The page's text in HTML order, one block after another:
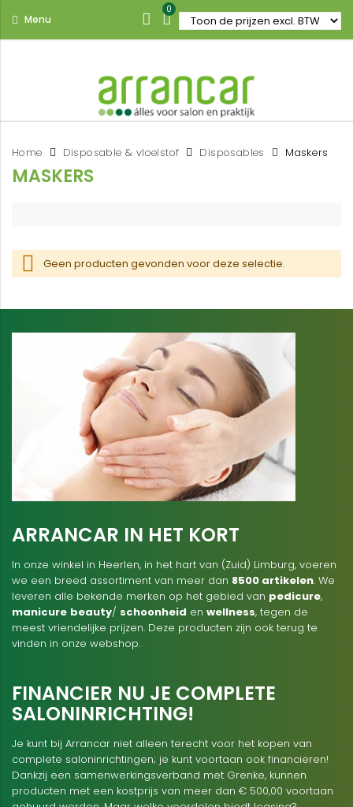
Menu
0
Home Disposable & vloeistof Disposables Maskers
MASKERS
Geen producten gevonden voor deze selectie.
ARRANCAR IN HET KORT
In onze winkel in Heerlen, in het hart van (Zuid) Limburg, voeren
we een breed assortiment van meer dan 8500 artikelen. We
leveren alle bekende merken op het gebied van pedicure,
manicure beauty/ schoonheid en wellness, tegen de
meest vriendelijke prijzen. Deze producten zijn ook terug te
vinden in onze webshop.
FINANCIER NU JE COMPLETE
SALONINRICHTING!
Je kunt bij Arrancar niet alleen terecht voor het kopen van
complete saloninrichtingen; je kunt voortaan ook financieren!
Dankzij een samenwerkingsverband met Grenke, kunnen
producten met een kostprijs van meer dan € 500,00 voortaan